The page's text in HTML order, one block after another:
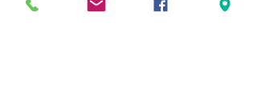
Tempelvägen 10